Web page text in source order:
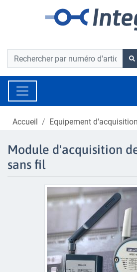
Barre de recherche
Barre de recherche
Accueil Equipement d'acquisition
Module d'acquisition
sans fil